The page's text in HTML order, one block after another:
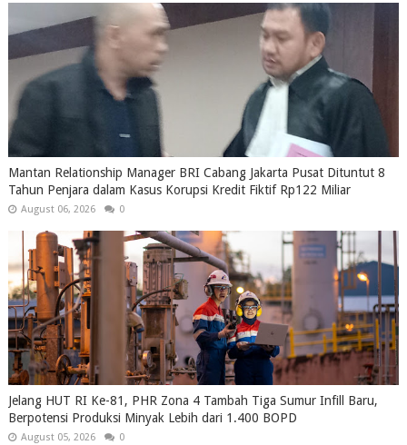
Mantan Relationship Manager BRI Cabang Jakarta Pusat Dituntut 8
Tahun Penjara dalam Kasus Korupsi Kredit Fiktif Rp122 Miliar
August 06, 2026 0
Jelang HUT RI Ke-81, PHR Zona 4 Tambah Tiga Sumur Infill Baru,
Berpotensi Produksi Minyak Lebih dari 1.400 BOPD
August 05, 2026 0